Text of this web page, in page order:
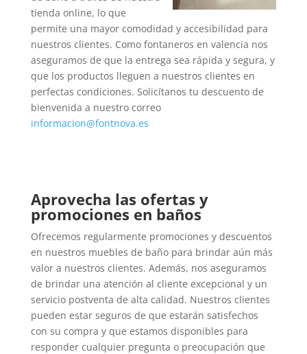
tienda online, lo que
permite una mayor comodidad y accesibilidad para
nuestros clientes. Como fontaneros en valencia nos
aseguramos de que la entrega sea rápida y segura, y
que los productos lleguen a nuestros clientes en
perfectas condiciones. Solicítanos tu descuento de
bienvenida a nuestro correo
informacion@fontnova.es
Aprovecha las ofertas y
promociones en baños
Ofrecemos regularmente promociones y descuentos
en nuestros muebles de baño para brindar aún más
valor a nuestros clientes. Además, nos aseguramos
de brindar una atención al cliente excepcional y un
servicio postventa de alta calidad. Nuestros clientes
pueden estar seguros de que estarán satisfechos
con su compra y que estamos disponibles para
responder cualquier pregunta o preocupación que